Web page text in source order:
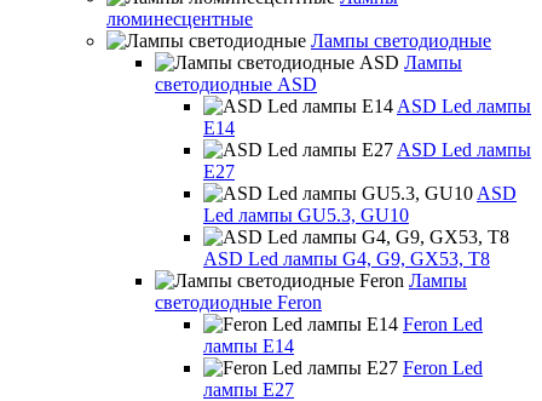
люминесцентные
Лампы светодиодные
Лампы
светодиодные ASD
ASD Led лампы
E14
ASD Led лампы
E27
ASD
Led лампы GU5.3, GU10
ASD Led лампы G4, G9, GX53, T8
Лампы
светодиодные Feron
Feron Led
лампы E14
Feron Led
лампы E27